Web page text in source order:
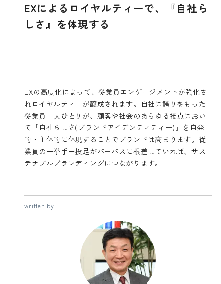
EXによるロイヤルティーで、『自社ら
しさ』を体現する
EXの高度化によって、従業員エンゲージメントが強化さ
れロイヤルティーが醸成されます。自社に誇りをもった
従業員一人ひとりが、顧客や社会のあらゆる接点におい
て『自社らしさ(ブランドアイデンティティー)』を自発
的・主体的に体現することでブランドは高まります。従
業員の一挙手一投足がパーパスに根差していれば、サス
テナブルブランディングにつながります。
written by